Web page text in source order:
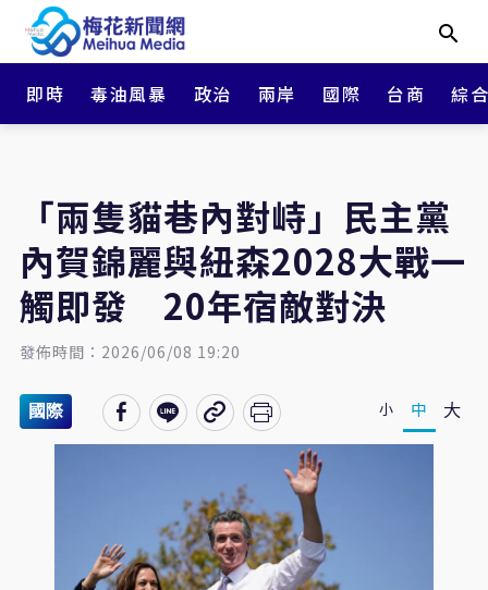
即時 毒油風暴 政治 兩岸 國際 台商 綜
「兩隻貓巷內對峙」民主黨
內賀錦麗與紐森2028大戰一
觸即發 20年宿敵對決
發佈時間：2026/06/08 19:20
國際 小 中 大